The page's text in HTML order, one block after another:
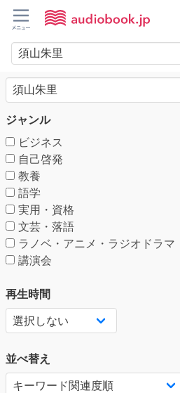
ジャンル
ビジネス
自己啓発
教養
語学
実用・資格
文芸・落語
ラノベ・アニメ・ラジオドラマ
講演会
再生時間
並べ替え